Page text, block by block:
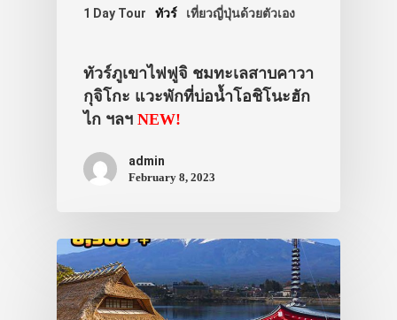
1 Day Tour ทัวร์ เที่ยวญี่ปุ่นด้วยตัวเอง
ทัวร์ภูเขาไฟฟูจิ ชมทะเลสาบคาวา
กุจิโกะ แวะพักที่บ่อน้ำโอชิโนะฮัก
ไก ฯลฯ NEW!
admin
February 8, 2023